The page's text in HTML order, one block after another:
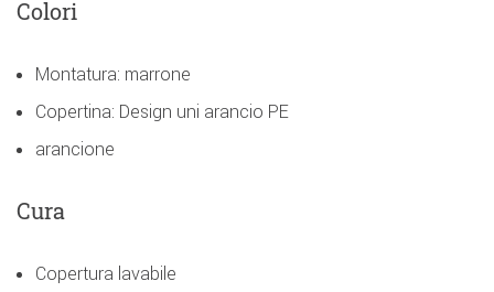
Colori
Montatura: marrone
Copertina: Design uni arancio PE
arancione
Cura
Copertura lavabile